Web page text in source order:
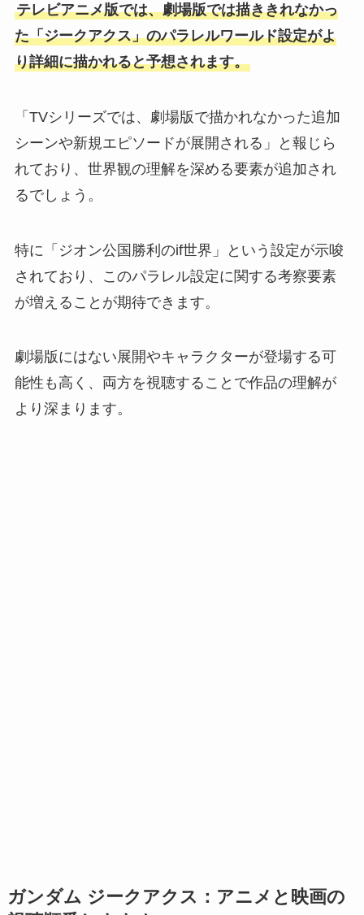
テレビアニメ版では、劇場版では描ききれなかっ
た「ジークアクス」のパラレルワールド設定がよ
り詳細に描かれると予想されます。
「TVシリーズでは、劇場版で描かれなかった追加
シーンや新規エピソードが展開される」と報じら
れており、世界観の理解を深める要素が追加され
るでしょう。
特に「ジオン公国勝利のif世界」という設定が示唆
されており、このパラレル設定に関する考察要素
が増えることが期待できます。
劇場版にはない展開やキャラクターが登場する可
能性も高く、両方を視聴することで作品の理解が
より深まります。
ガンダム ジークアクス：アニメと映画の